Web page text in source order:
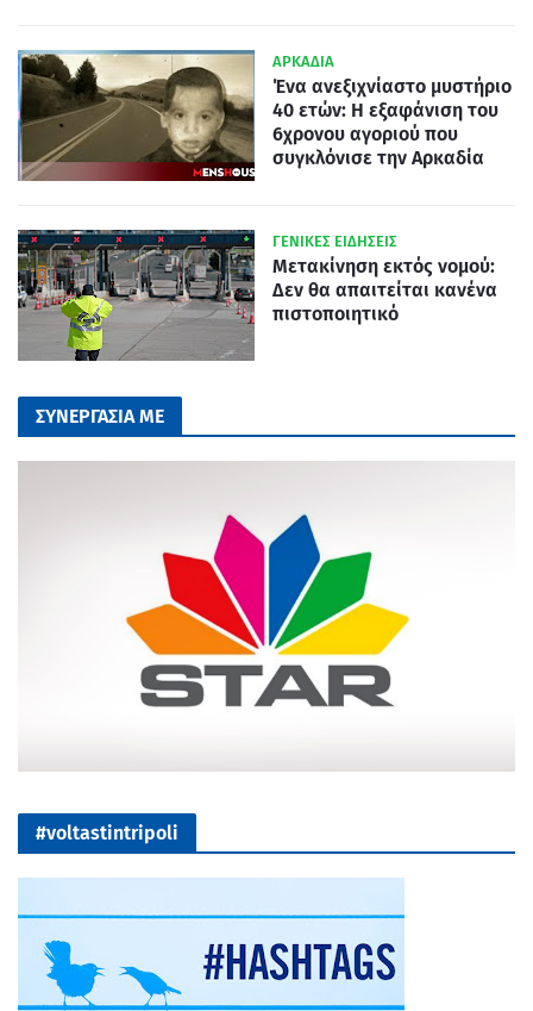
ΑΡΚΑΔΙΑ
Ένα ανεξιχνίαστο μυστήριο
40 ετών: Η εξαφάνιση του
6χρονου αγοριού που
συγκλόνισε την Αρκαδία
ΓΕΝΙΚΕΣ ΕΙΔΗΣΕΙΣ
Μετακίνηση εκτός νομού:
Δεν θα απαιτείται κανένα
πιστοποιητικό
ΣΥΝΕΡΓΑΣΙΑ ΜΕ
#voltastintripoli